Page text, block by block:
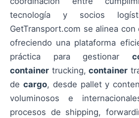
tecnología y socios
GetTransport.com se alinea
ofreciendo una plataforma
práctica para gestionar
container trucking, container
de cargo, desde pallet y
voluminosos e
procesos de shipping,